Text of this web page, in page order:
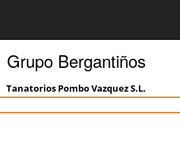
Grupo Bergantiños
Tanatorios Pombo Vazquez S.L.